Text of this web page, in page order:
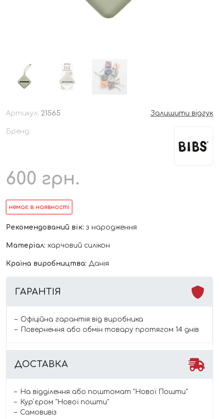
Артикул: 21565 Залишити відгук
Бренд:
600 грн.
немає в наявності
Рекомендований вік: з народження
Матеріал: харчовий силікон
Країна виробництва: Данія
ГАРАНТІЯ
Офіційна гарантія від виробника
Повернення або обмін товару протягом 14 днів
ДОСТАВКА
На відділення або поштомат "Нової Пошти"
Курʼєром "Нової пошти"
Самовивіз